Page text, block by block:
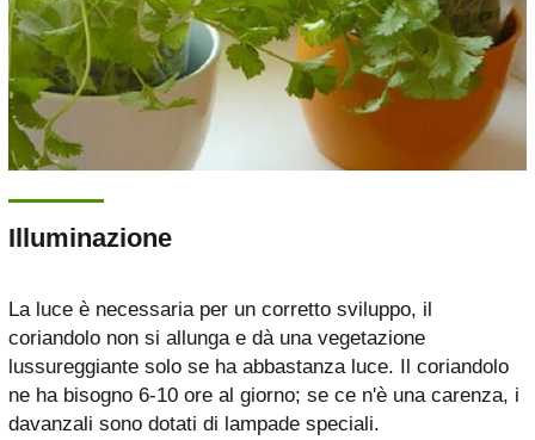
Illuminazione
La luce è necessaria per un corretto sviluppo, il
coriandolo non si allunga e dà una vegetazione
lussureggiante solo se ha abbastanza luce. Il coriandolo
ne ha bisogno 6-10 ore al giorno; se ce n'è una carenza, i
davanzali sono dotati di lampade speciali.